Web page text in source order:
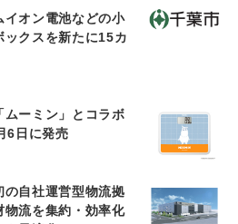
イオン電池などの小
クスを新たに15カ
ムーミン」とコラボ
6日に発売
自社運営型物流拠
物流を集約・効率化